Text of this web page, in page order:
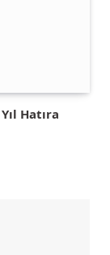
Hatıra